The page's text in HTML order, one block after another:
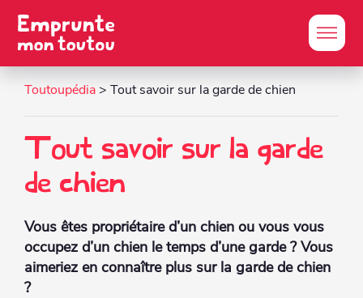
Toutoupédia > Tout savoir sur la garde de chien
Tout savoir sur la garde
de chien
Vous êtes propriétaire d’un chien ou vous vous
occupez d’un chien le temps d’une garde ? Vous
aimeriez en connaître plus sur la garde de chien
?